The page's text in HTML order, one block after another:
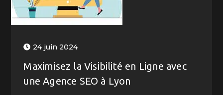
24 juin 2024
Maximisez la Visibilité en Ligne avec
une Agence SEO à Lyon